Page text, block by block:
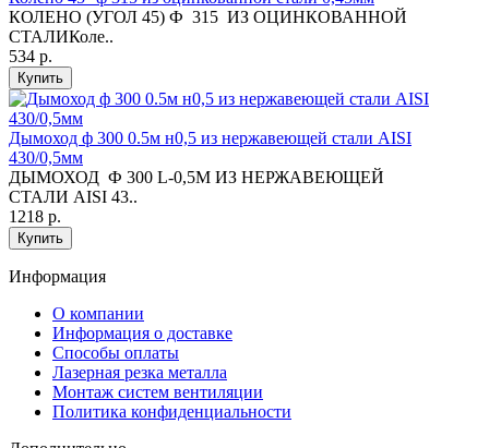
КОЛЕНО (УГОЛ 45) Ф 315 ИЗ ОЦИНКОВАННОЙ
СТАЛИКоле..
534 р.
Купить
Дымоход ф 300 0.5м н0,5 из нержавеющей стали AISI
430/0,5мм
ДЫМОХОД Ф 300 L-0,5М ИЗ НЕРЖАВЕЮЩЕЙ
СТАЛИ AISI 43..
1218 р.
Купить
Информация
O компании
Информация о доставке
Способы оплаты
Лазерная резка металла
Монтаж систем вентиляции
Политика конфиденциальности